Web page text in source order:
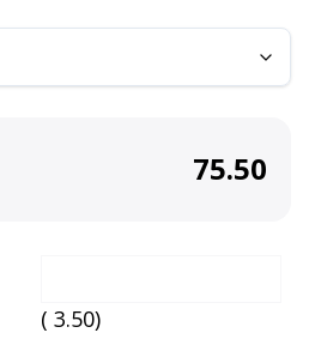
75.50
( 3.50)